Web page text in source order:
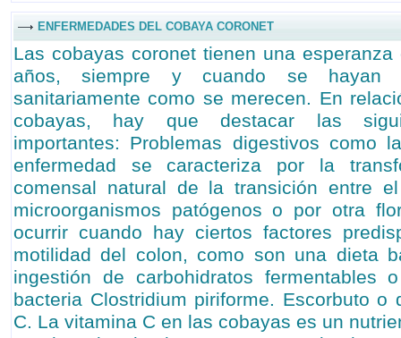
ENFERMEDADES DEL COBAYA CORONET
Las cobayas coronet tienen una
años, siempre y cuando se hayan
sanitariamente como se merecen. En
cobayas, hay que destacar las
importantes: Problemas digestivos como
enfermedad se caracteriza por la
comensal natural de la transición entre
microorganismos patógenos o por otra
ocurrir cuando hay ciertos factores
motilidad del colon, como son una dieta
ingestión de carbohidratos fermentables
bacteria Clostridium piriforme. Escorbuto o
C. La vitamina C en las cobayas es un